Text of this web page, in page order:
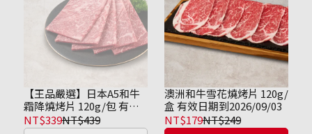
【王品嚴選】日本A5和牛
霜降燒烤片 120g/包 有效
期限為2026/09/15
NT$339NT$439
澳洲和牛雪花燒烤片 120g/
盒 有效日期到2026/09/03
NT$179NT$249